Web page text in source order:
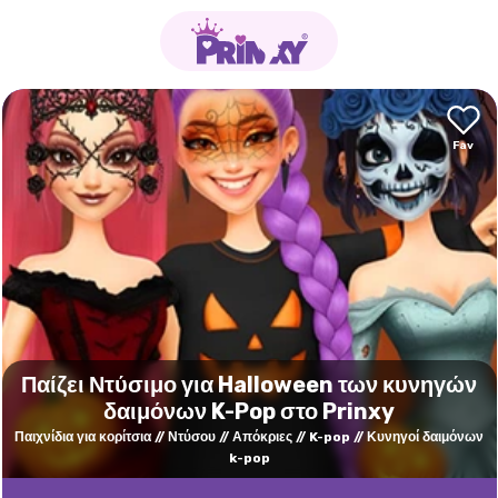
Παίζει Ντύσιμο για Halloween των κυνηγών
δαιμόνων K-Pop στο Prinxy
Παιχνίδια για κορίτσια Ντύσου Απόκριες K-pop
Κυνηγοί δαιμόνων
k-pop